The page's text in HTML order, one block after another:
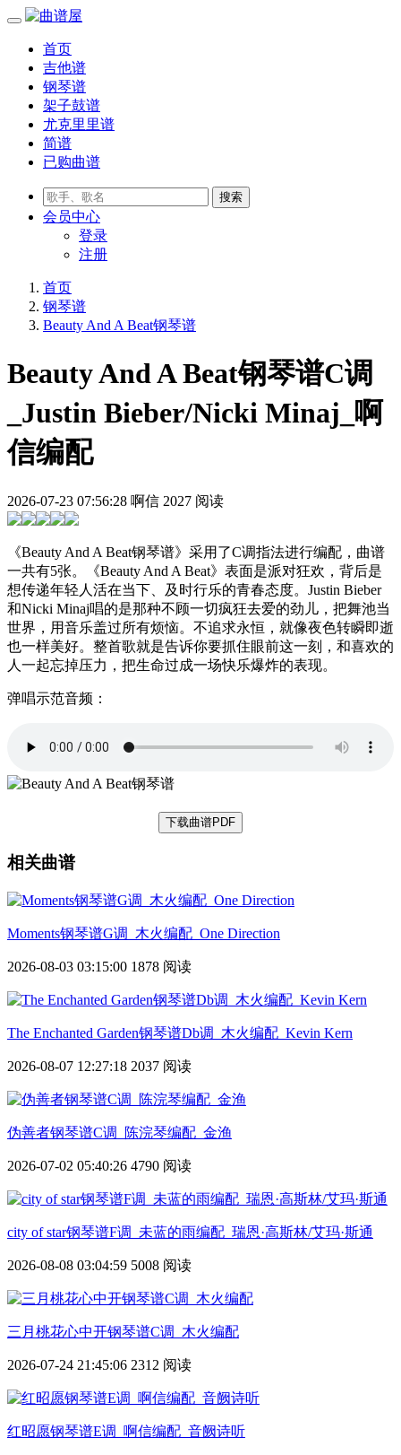
首页
吉他谱
钢琴谱
架子鼓谱
尤克里里谱
简谱
已购曲谱
会员中心
登录
注册
首页
钢琴谱
Beauty And A Beat钢琴谱
Beauty And A Beat钢琴谱C调
_Justin Bieber/Nicki Minaj_啊
信编配
2026-07-23 07:56:28 啊信 2027 阅读
《Beauty And A Beat钢琴谱》采用了C调指法进行编配，曲谱
一共有5张。《Beauty And A Beat》表面是派对狂欢，背后是
想传递年轻人活在当下、及时行乐的青春态度。Justin Bieber
和Nicki Minaj唱的是那种不顾一切疯狂去爱的劲儿，把舞池当
世界，用音乐盖过所有烦恼。不追求永恒，就像夜色转瞬即逝
也一样美好。整首歌就是告诉你要抓住眼前这一刻，和喜欢的
人一起忘掉压力，把生命过成一场快乐爆炸的表现。
弹唱示范音频：
下载曲谱PDF
相关曲谱
Moments钢琴谱G调_木火编配_One Direction
2026-08-03 03:15:00 1878 阅读
The Enchanted Garden钢琴谱Db调_木火编配_Kevin Kern
2026-08-07 12:27:18 2037 阅读
伪善者钢琴谱C调_陈浣琴编配_金渔
2026-07-02 05:40:26 4790 阅读
city of star钢琴谱F调_未蓝的雨编配_瑞恩·高斯林/艾玛·斯通
2026-08-08 03:04:59 5008 阅读
三月桃花心中开钢琴谱C调_木火编配
2026-07-24 21:45:06 2312 阅读
红昭愿钢琴谱E调_啊信编配_音阙诗听